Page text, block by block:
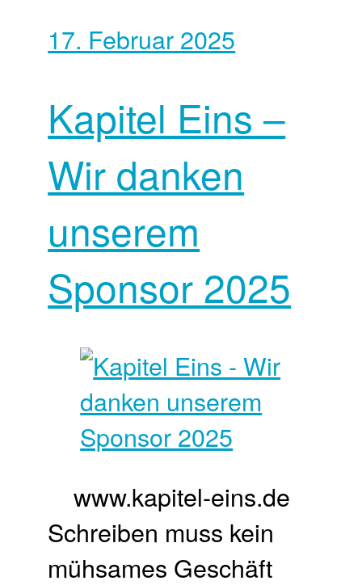
17. Februar 2025
Kapitel Eins –
Wir danken
unserem
Sponsor 2025
www.kapitel-eins.de
Schreiben muss kein
mühsames Geschäft